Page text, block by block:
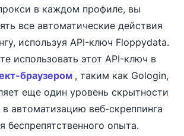
в каждом профиле, вы
все автоматические действия
используя API-ключ Floppydata.
использовать этот API-ключ в
браузером , таким как Gologin,
еще один уровень скрытности
в автоматизацию веб-скреппинга
беспрепятственного опыта.